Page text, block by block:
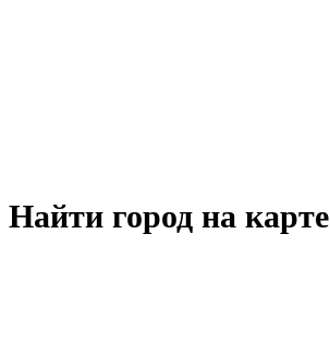
Найти город на карте